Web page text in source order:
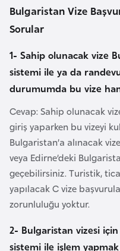
Bulgaristan Vize
Sorular
1- Sahip olunacak vize
sistemi ile ya da
durumumda bu vize
Cevap: Sahip olunacak
giriş yaparken bu vizeyi
Bulgaristan’a alınacak
veya Edirne’deki
geçebilirsiniz. Turistik,
yapılacak C vize
zorunluluğu yoktur.
2- Bulgaristan vizesi
sistemi ile işlem
r
a
s
a
a
b
o
n
G
m
b